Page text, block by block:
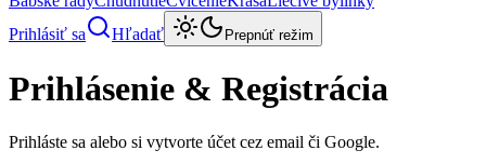
Prihlásiť sa
Hľadať Prepnúť režim
Prihlásenie & Registrácia
Prihláste sa alebo si vytvorte účet cez email či Google.